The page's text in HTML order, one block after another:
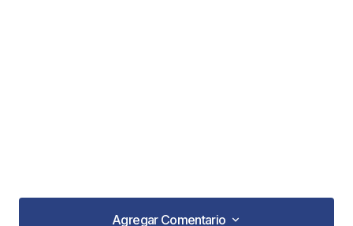
Agregar Comentario